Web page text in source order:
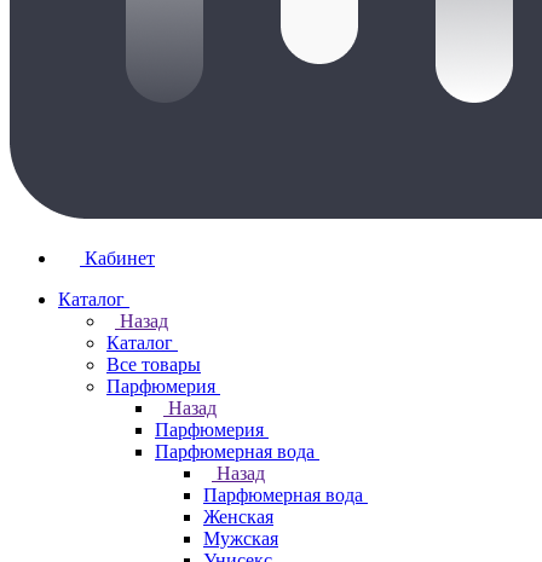
Кабинет
Каталог
Назад
Каталог
Все товары
Парфюмерия
Назад
Парфюмерия
Парфюмерная вода
Назад
Парфюмерная вода
Женская
Мужская